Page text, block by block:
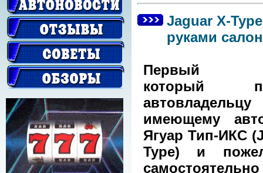
Jaguar X-
руками
Первый
который
автовладельцу
имеющему
Ягуар Тип-ИКС
Type) и